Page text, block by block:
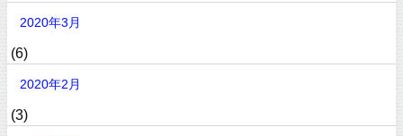
2020年3月
(6)
2020年2月
(3)